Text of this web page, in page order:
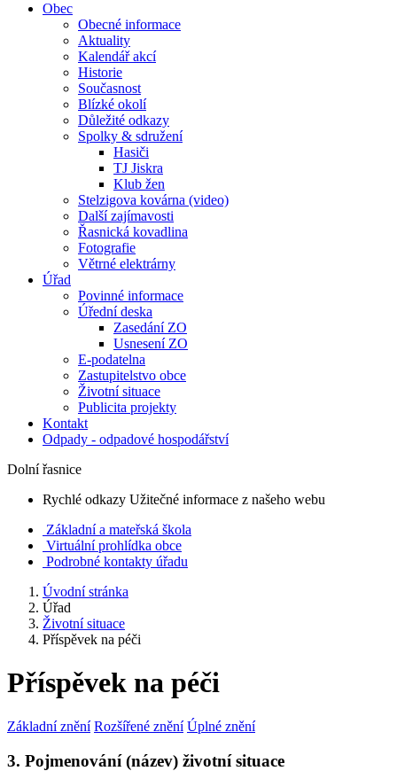
Obec
Obecné informace
Aktuality
Kalendář akcí
Historie
Současnost
Blízké okolí
Důležité odkazy
Spolky & sdružení
Hasiči
TJ Jiskra
Klub žen
Stelzigova kovárna (video)
Další zajímavosti
Řasnická kovadlina
Fotografie
Větrné elektrárny
Úřad
Povinné informace
Úřední deska
Zasedání ZO
Usnesení ZO
E-podatelna
Zastupitelstvo obce
Životní situace
Publicita projekty
Kontakt
Odpady - odpadové hospodářství
Dolní řasnice
Rychlé odkazy Užitečné informace z našeho webu
Základní a mateřská škola
Virtuální prohlídka obce
Podrobné kontakty úřadu
Úvodní stránka
Úřad
Životní situace
Příspěvek na péči
Příspěvek na péči
Základní znění Rozšířené znění Úplné znění
3. Pojmenování (název) životní situace